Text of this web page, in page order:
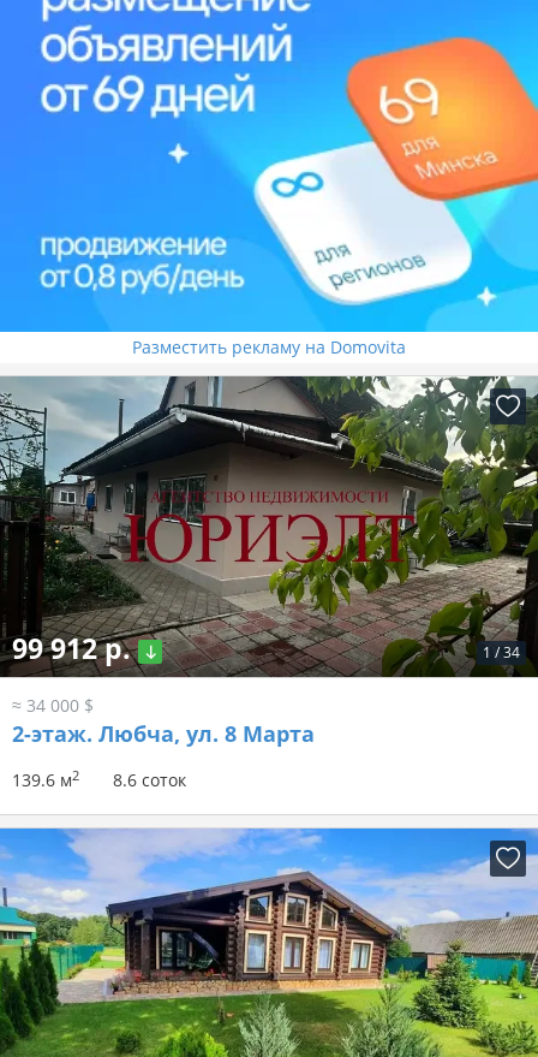
Разместить рекламу на Domovita
1 /34
99 912 р.
≈ 34 000 $
2-этаж. Любча, ул. 8 Марта
139.6 м2 8.6 соток